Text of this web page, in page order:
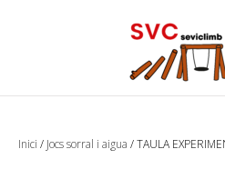
Inici / Jocs sorral i aigua / TAULA